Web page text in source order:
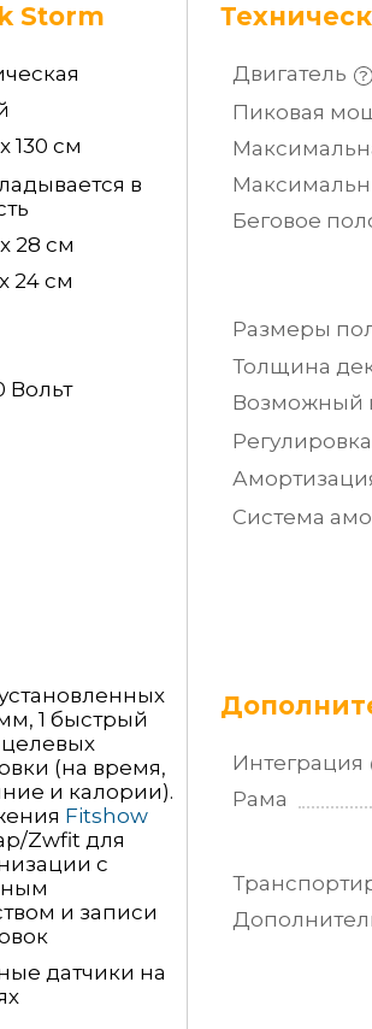
Storm
130 см
в
28 см
24 см
Вольт
1 быстрый
целевых
(на время,
и калории).
Fitshow
Zwfit для
с
и записи
датчики на
Двигатель
Пиковая
Беговое
Размеры
Толщина
Возможный
Регулировка
Система
Интеграция
Рама